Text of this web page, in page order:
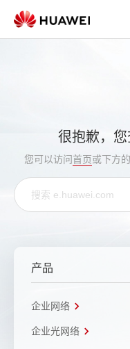
很抱歉，
您可以访问首页或下方
产品
企业网络
企业光网络